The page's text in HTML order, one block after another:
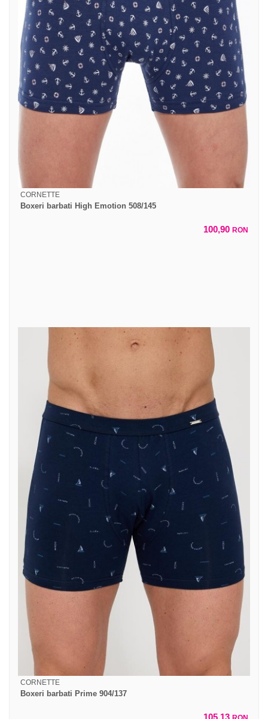
CORNETTE
Boxeri barbati High Emotion 508/145
100,90 RON
CORNETTE
Boxeri barbati Prime 904/137